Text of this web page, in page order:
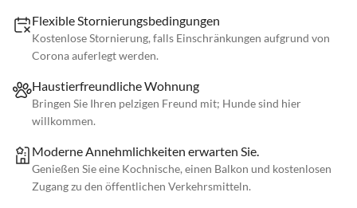
Flexible Stornierungsbedingungen
Kostenlose Stornierung, falls Einschränkungen aufgrund von
Corona auferlegt werden.
Haustierfreundliche Wohnung
Bringen Sie Ihren pelzigen Freund mit; Hunde sind hier
willkommen.
Moderne Annehmlichkeiten erwarten Sie.
Genießen Sie eine Kochnische, einen Balkon und kostenlosen
Zugang zu den öffentlichen Verkehrsmitteln.